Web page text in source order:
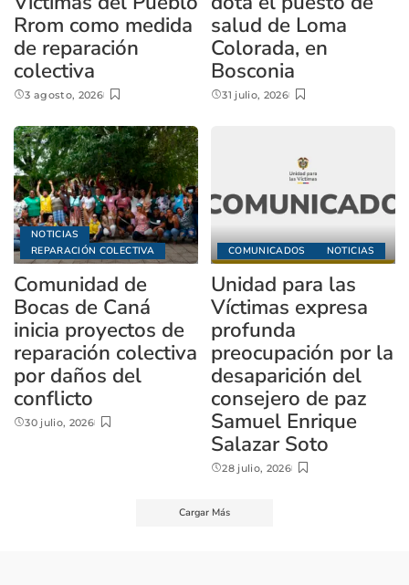
Rrom como medida
de reparación
colectiva
3 agosto, 2026
salud de Loma
Colorada, en
Bosconia
31 julio, 2026
NOTICIAS
REPARACIÓN COLECTIVA
Comunidad de
Bocas de Caná
inicia proyectos de
reparación colectiva
por daños del
conflicto
30 julio, 2026
COMUNICADOS NOTICIAS
Unidad para las
Víctimas expresa
profunda
preocupación por la
desaparición del
consejero de paz
Samuel Enrique
Salazar Soto
28 julio, 2026
Cargar Más